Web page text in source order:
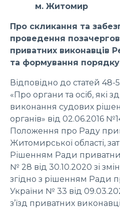
м. Житомир
Про скликання та
проведення
приватних виконавців
та формування
Відповідно до статей 48-
«Про органи та осіб, які
виконання судових
органів» від 02.06.2016
Положення про Раду
Житомирської області,
Рішенням Ради
№ 28 від 30.10.2020 зі
згідно з рішенням Ради
України № 33 від
з’їзд приватних